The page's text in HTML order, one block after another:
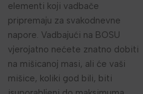
elementi koji vadbače
pripremaju za svakodnevne
napore. Vadbajući na BOSU
vjerojatno nećete znatno dobiti
na mišicanoj masi, ali će vaši
mišice, koliki god bili, biti